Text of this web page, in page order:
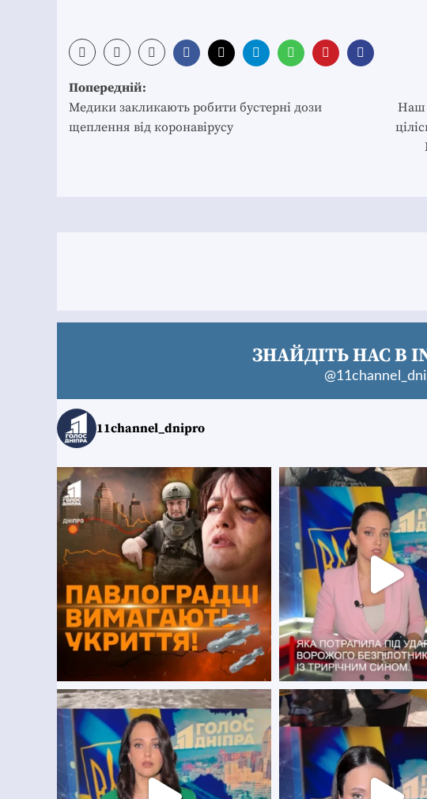
Post
navigation
Попередній:
Медики закликають робити бустерні дози
щеплення від коронавірусу
Наш
ЗНАЙДІТЬ НАС В
11channel_dnipro